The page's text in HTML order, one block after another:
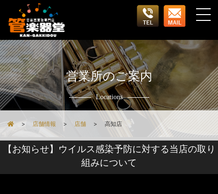
店舗情報 店舗 高知店
営業所のご案内
Locations
【お知らせ】ウイルス感染予防に対する当店の取り
組みについて